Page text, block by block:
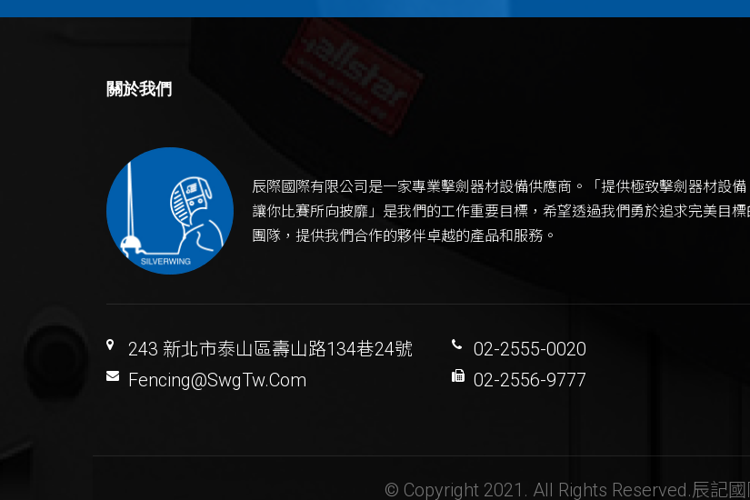
關於我們
辰際國際有限公司是一家專業擊劍器材設備供應商。「提供極致擊劍器材設備
讓你比賽所向披靡」是我們的工作重要目標，希望透過我們勇於追求完美目標
團隊，提供我們合作的夥伴卓越的產品和服務。
243 新北市泰山區壽山路134巷24號
Fencing@SwgTw.Com
02-2555-0020
02-2556-9777
© Copyright 2021. All Rights Reserved.辰記